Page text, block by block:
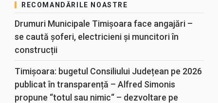
RECOMANDĂRILE NOASTRE
Drumuri Municipale Timișoara face angajări –
se caută șoferi, electricieni și muncitori în
construcții
Timișoara: bugetul Consiliului Județean pe 2026
publicat în transparență – Alfred Simonis
propune “totul sau nimic“ – dezvoltare pe